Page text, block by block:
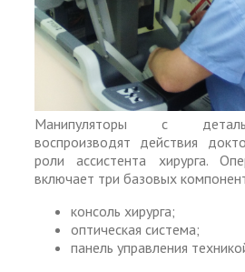
Манипуляторы с
воспроизводят действия
роли ассистента хирурга.
включает три базовых
консоль хирурга;
оптическая система;
панель управления